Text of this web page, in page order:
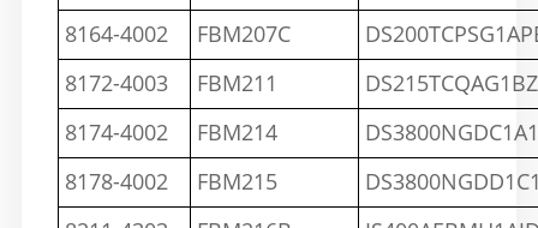
8164-4002
FBM207C
8172-4003
FBM211
8174-4002
FBM214
8178-4002
FBM215